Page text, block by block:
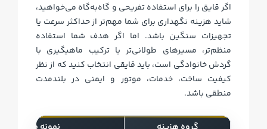
اگر قایق را برای استفاده تفریحی و گاه‌به‌گاه می‌خواهید،
شاید هزینه نگهداری برای شما مهم‌تر از حداکثر سرعت یا
تجهیزات سنگین باشد. اما اگر هدف شما استفاده
منظم‌تر، مسیرهای طولانی‌تر یا ترکیب ماهیگیری با
گردش خانوادگی است، باید قایقی انتخاب کنید که از نظر
کیفیت ساخت، خدمات، موتور و ایمنی در بلندمدت
منطقی باشد.